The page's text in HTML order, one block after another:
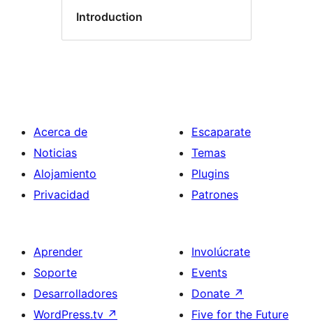
Introduction
Acerca de
Noticias
Alojamiento
Privacidad
Escaparate
Temas
Plugins
Patrones
Aprender
Soporte
Desarrolladores
WordPress.tv ↗
Involúcrate
Events
Donate ↗
Five for the Future